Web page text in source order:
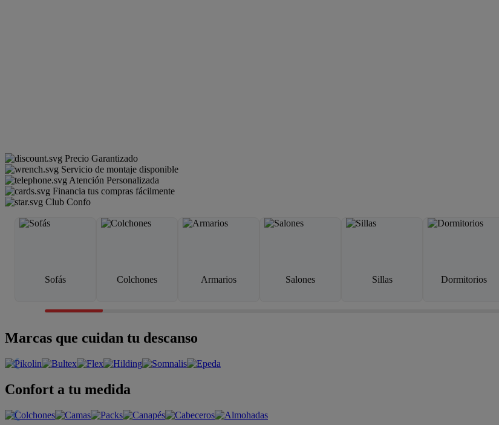
Precio Garantizado
Servicio de montaje disponible
Atención Personalizada
Financia tus compras fácilmente
Club Confo
Sofás Colchones Armarios Salones Sillas Dormitorios
Marcas que cuidan tu descanso
Confort a tu medida